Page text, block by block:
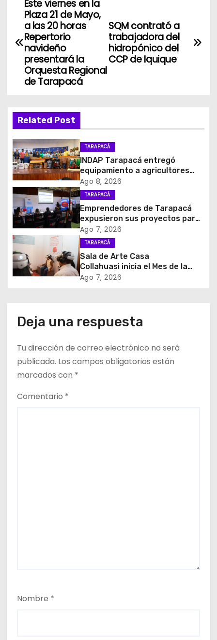
N
v
a
c
i
ó
n
d
e
e
n
r
d
a
s
SQM contrató a
trabajadora del
hidropónico del
CCP de Iquique
Este viernes en la
Plaza 21 de Mayo,
a las 20 horas
Repertorio
navideño
presentará la
Orquesta Regional
de Tarapacá
Related Post
TARAPACÁ
INDAP Tarapacá entregó
equipamiento a agricultores
para prevenir la mosca de la
fruta en Pica
Ago 8, 2026
TARAPACÁ
Emprendedores de Tarapacá
expusieron sus proyectos para
acceder al Fondo Capital
Semilla de SERCOTEC
Ago 7, 2026
TARAPACÁ
Sala de Arte Casa
Collahuasi inicia el Mes de la
Minería con experiencia
Ago 7, 2026
Deja una respuesta
Tu dirección de correo electrónico no será
publicada. Los campos obligatorios están
marcados con *
Comentario *
Nombre *